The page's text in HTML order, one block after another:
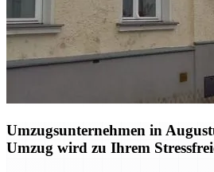
Umzugsunternehmen in
Umzug wird zu Ihrem